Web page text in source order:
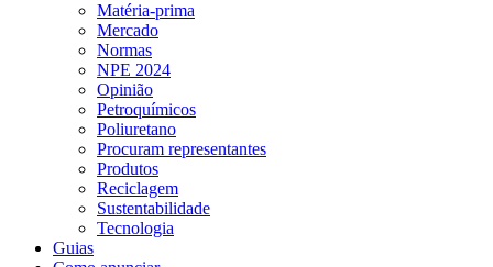
Matéria-prima
Mercado
Normas
NPE 2024
Opinião
Petroquímicos
Poliuretano
Procuram representantes
Produtos
Reciclagem
Sustentabilidade
Tecnologia
Guias